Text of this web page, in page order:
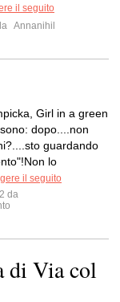
il seguito
Annanihil
Girl in a green
dopo....non
guardando
lo
il seguito
da
di Via col